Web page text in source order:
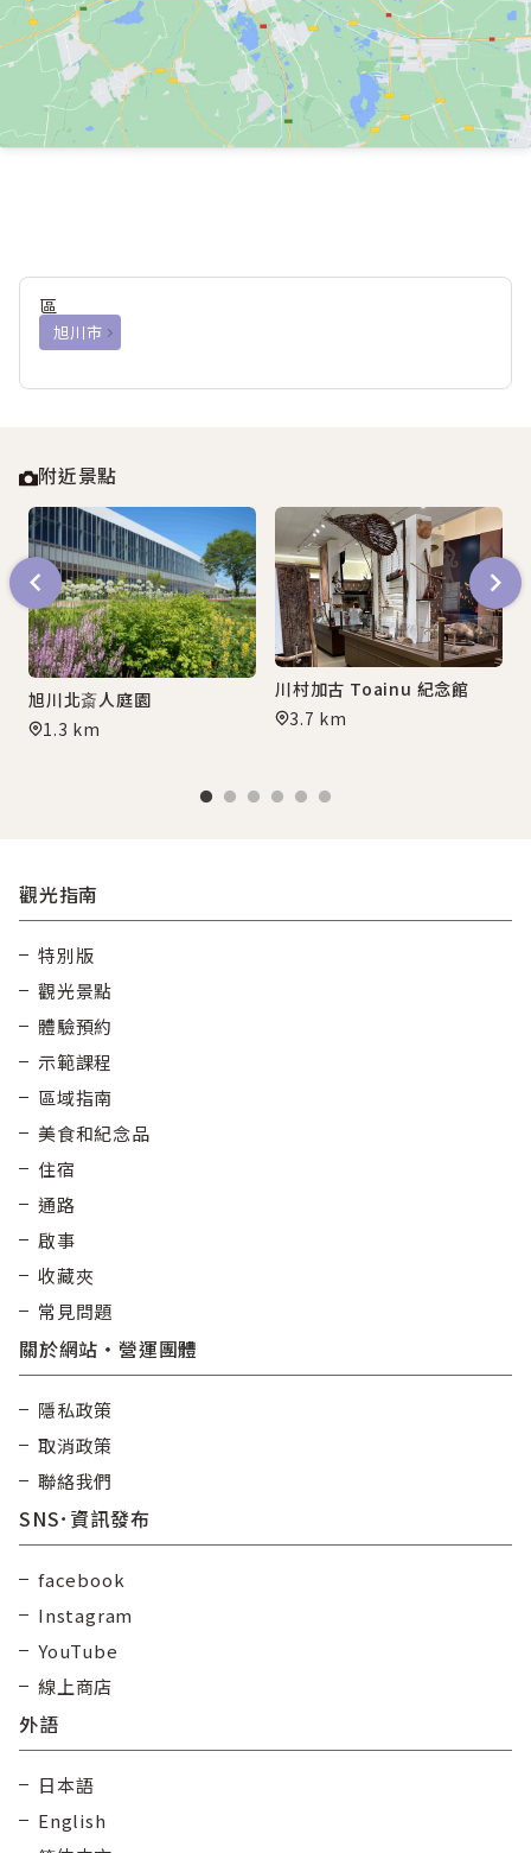
區
旭川市
附近景點
旭川北斎人庭園
1.3 km
川村加古 Toainu 紀念館
3.7 km
觀光指南
特別版
觀光景點
體驗預約
示範課程
區域指南
美食和紀念品
住宿
通路
啟事
收藏夾
常見問題
關於網站・營運團體
隱私政策
取消政策
聯絡我們
SNS･資訊發布
facebook
Instagram
YouTube
線上商店
外語
日本語
English